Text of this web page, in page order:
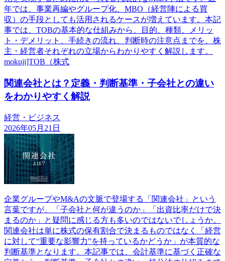
年では、事業再編やグループ化、MBO（経営陣による買
収）の手段としても活用されるケースが増えています。本記
事では、TOBの基本的な仕組みから、目的、種類、メリッ
ト・デメリット、手続きの流れ、判断時の注意点までを、株
主・経営者それぞれの立場からわかりやすく解説します。
mokuji]TOB（株式
関連会社とは？定義・判断基準・子会社との違い
をわかりやすく解説
経営・ビジネス
2026年05月21日
企業グループやM&Aの文脈で登場する「関連会社」という
言葉ですが、「子会社と何が違うのか」「出資比率だけで決
まるのか」と疑問に感じる方も多いのではないでしょうか。
関連会社は単に株式の保有割合で決まるものではなく「経営
に対して“重要な影響力”を持っているかどうか」が本質的な
判断基準となります。本記事では、会計基準に基づく正確な